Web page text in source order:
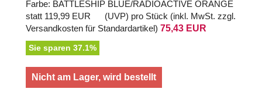
Farbe: BATTLESHIP BLUE/RADIOACTIVE ORANGE
statt 119,99 EUR (UVP) pro Stück (inkl. MwSt. zzgl.
Versandkosten für Standardartikel) 75,43 EUR
Sie sparen 37.1%
Nicht am Lager, wird bestellt